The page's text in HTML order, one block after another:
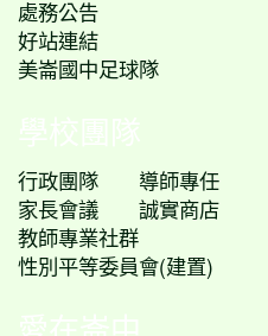
處務公告
好站連結
美崙國中足球隊
學校團隊
行政團隊
導師專任
家長會議
誠實商店
教師專業社群
性別平等委員會(建置)
愛在崙中